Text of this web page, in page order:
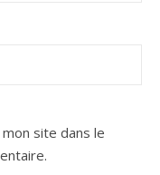
site dans le